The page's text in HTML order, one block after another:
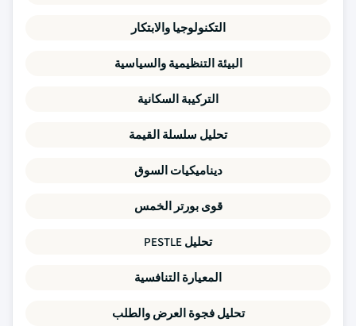
التكنولوجيا والابتكار
البيئة التنظيمية والسياسية
التركيبة السكانية
تحليل سلسلة القيمة
ديناميكيات السوق
قوى بورتر الخمس
تحليل PESTLE
المعيارة التنافسية
تحليل فجوة العرض والطلب